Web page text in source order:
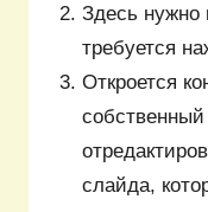
Здесь нужно
требуется
Откроется
собственный
слайда,